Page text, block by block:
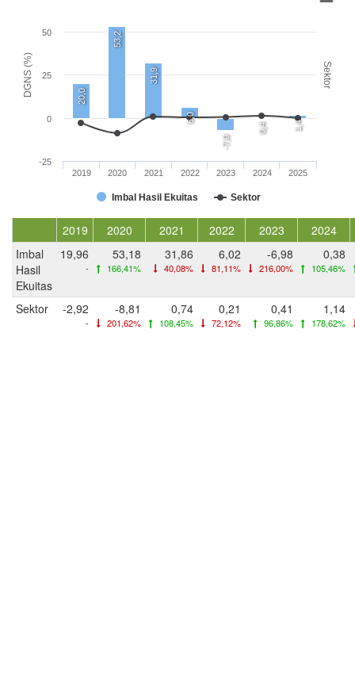
DGNS (%) Sektor
20,0
53,2
31,9
6,0
-7,0
0,4 1,4
Imbal Hasil Ekuitas Sektor
2019 2020 2021 2022 2023 2024 2025
-25
0
25
50
2019 2020 2021 2022 2023
2024
Imbal
Hasil
Ekuitas
19,96
-
53,18
166,41%
31,86
40,08%
6,02
81,11%
-6,98
216,00%
0,38
105,46%
Sektor -2,92
-
-8,81
201,62%
0,74
108,45%
0,21
72,12%
0,41
96,86%
1,14
178,62%